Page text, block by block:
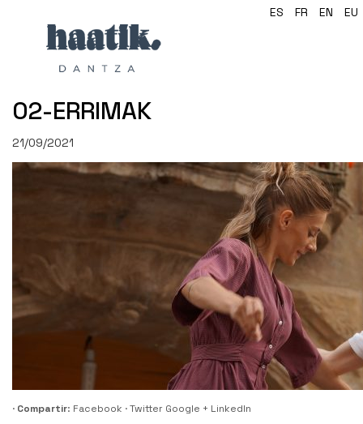
ES FR EN EU
02-ERRIMAK
21/09/2021
· Compartir: Facebook ·Twitter Google + LinkedIn